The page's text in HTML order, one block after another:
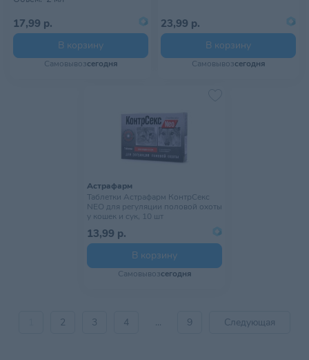
17,99 р.
В корзину
Самовывозсегодня
23,99 р.
В корзину
Самовывозсегодня
Астрафарм
Таблетки Астрафарм КонтрСекс
NEO для регуляции половой охоты
у кошек и сук, 10 шт
13,99 р.
В корзину
Самовывозсегодня
2 3 4 ... 9 Следующая